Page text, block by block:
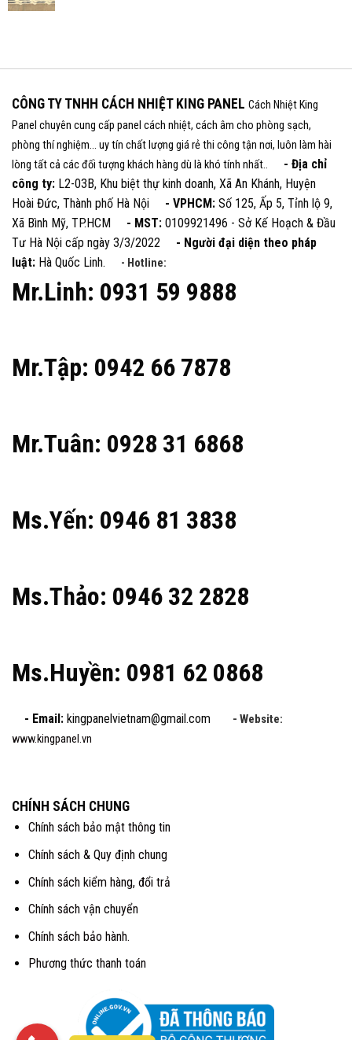
CÔNG TY TNHH CÁCH NHIỆT KING PANEL Cách Nhiệt King
Panel chuyên cung cấp panel cách nhiệt, cách âm cho phòng sạch,
phòng thí nghiệm... uy tín chất lượng giá rẻ thi công tận nơi, luôn làm hài
lòng tất cả các đối tượng khách hàng dù là khó tính nhất..
- Địa chỉ
công ty: L2-03B, Khu biệt thự kinh doanh, Xã An Khánh, Huyện
Hoài Đức, Thành phố Hà Nội - VPHCM: Số 125, Ấp 5, Tỉnh lộ 9,
Xã Bình Mỹ, TP.HCM - MST: 0109921496 - Sở Kế Hoạch & Đầu
Tư Hà Nội cấp ngày 3/3/2022 - Người đại diện theo pháp
luật: Hà Quốc Linh. - Hotline:
Mr.Linh: 0931 59 9888
Mr.Tập: 0942 66 7878
Mr.Tuân: 0928 31 6868
Ms.Yến: 0946 81 3838
Ms.Thảo: 0946 32 2828
Ms.Huyền: 0981 62 0868
- Email: kingpanelvietnam@gmail.com - Website:
www.kingpanel.vn
CHÍNH SÁCH CHUNG
Chính sách bảo mật thông tin
Chính sách & Quy định chung
Chính sách kiểm hàng, đổi trả
Chính sách vận chuyển
Chính sách bảo hành.
Phương thức thanh toán